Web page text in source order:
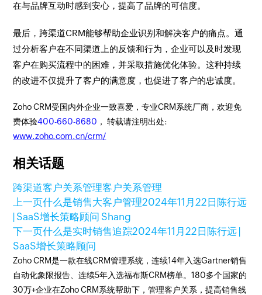
在与品牌互动时感到安心，提高了品牌的可信度。
最后，跨渠道CRM能够帮助企业识别和解决客户的痛点。通
过分析客户在不同渠道上的反馈和行为，企业可以及时发现
客户在购买流程中的困难，并采取措施优化体验。这种持续
的改进不仅提升了客户的满意度，也促进了客户的忠诚度。
Zoho CRM受国内外企业一致喜爱，专业CRM系统厂商，欢迎免
费体验400-660-8680 ， 转载请注明出处:
www.zoho.com.cn/crm/
相关话题
跨渠道客户关系管理客户关系管理
上一页什么是销售大客户管理2024年11月22日 陈行远
| SaaS增长策略顾问 Shang
下一页什么是实时销售追踪2024年11月22日 陈行远 |
SaaS增长策略顾问
Zoho CRM是一款在线CRM管理系统，连续14年入选Gartner销售
自动化象限报告、连续5年入选福布斯CRM榜单。180多个国家的
30万+企业在Zoho CRM系统帮助下，管理客户关系，提高销售线